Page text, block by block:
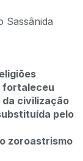
Sassânida
fortaleceu
da civilização
pelo
zoroastrismo